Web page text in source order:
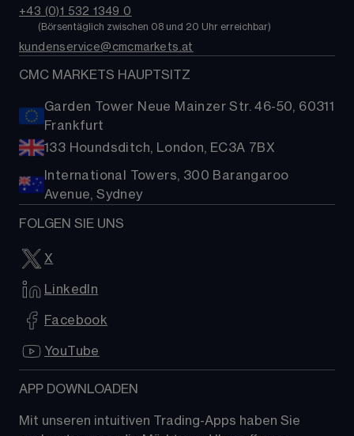
ETFs
Kryptowährungen
Aktien-Baskets
MetaTrader 4 (MT4)
FAQs
Hilfe
Presse
+43 (0)1 532 1349 0​
        (
Börsentäglich zwischen 08 und 20 Uhr erreichbar)
kundenservice@cmcmarkets.at
CMC MARKETS HAUPTSITZ
Garden Tower Neue Mainzer Str. 46-50, 60311
Frankfurt
133 Houndsditch, London, EC3A 7BX
International Towers, 300 Barangaroo
Avenue, Sydney
FOLGEN SIE UNS
X
LinkedIn
Facebook
YouTube
APP DOWNLOADEN
Mit unseren intuitiven Trading-Apps haben Sie